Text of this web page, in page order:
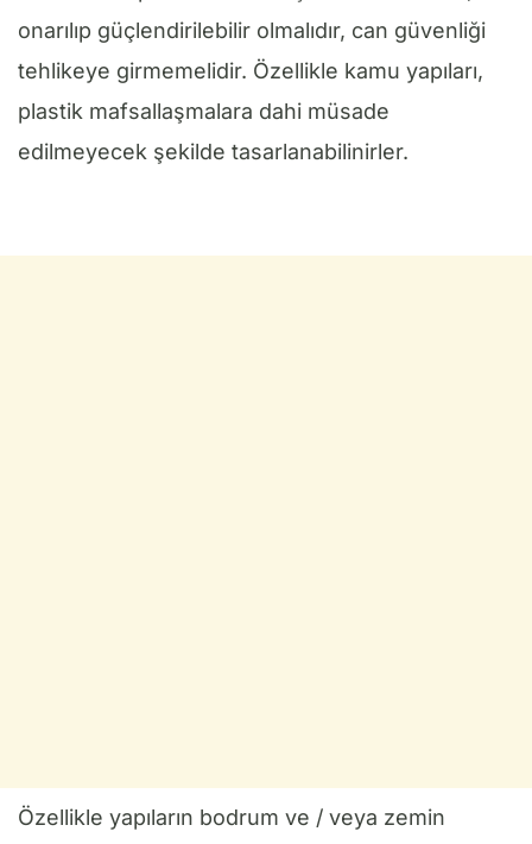
onarılıp güçlendirilebilir olmalıdır, can güvenliği
tehlikeye girmemelidir. Özellikle kamu yapıları,
plastik mafsallaşmalara dahi müsade
edilmeyecek şekilde tasarlanabilinirler.
Özellikle yapıların bodrum ve / veya zemin